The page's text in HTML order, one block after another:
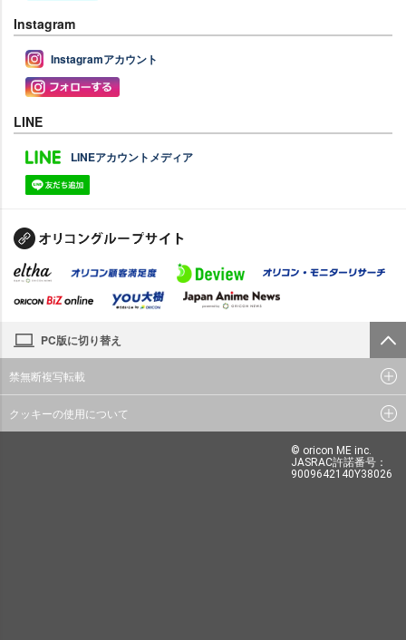
Instagram
Instagramアカウント
LINE
LINEアカウントメディア
PC版に切り替え
禁無断複写転載
クッキーの使用について
© oricon ME inc.
JASRAC許諾番号：
9009642140Y38026